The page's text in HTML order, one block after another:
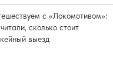
с «Локомотивом»:
сколько стоит
выезд